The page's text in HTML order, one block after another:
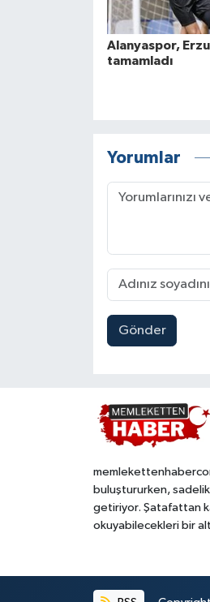
Alanyaspor,
tamamladı
Yorumlar
Gönder
buluştururken,
getiriyor. Şatafattan
okuyabilecekleri bir